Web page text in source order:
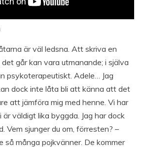
är väl ledsna. Att skriva en
går kan vara utmanande; i själva
psykoterapeutiskt. Adele… Jag
dock inte låta bli att känna att det
att jämföra mig med henne. Vi har
är väldigt lika byggda. Jag har dock
Vem sjunger du om, förresten? –
så många pojkvänner. De kommer